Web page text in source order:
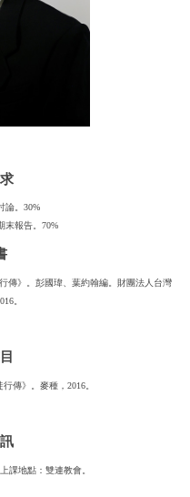
論。30%
末報告。70%
傳》。彭國瑋、葉約翰編。財團法人台灣
。
傳》。麥種，2016。
課地點：雙連教會。